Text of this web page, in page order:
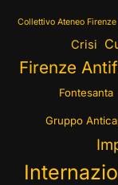
Collettivo Ateneo Firenze
Crisi
Firenze
Fontesanta
Gruppo